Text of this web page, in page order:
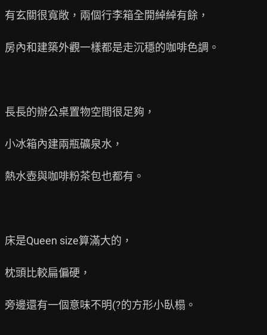
有玄關很寬敞，兩個行李箱全開綽綽有餘，
房內和建築外觀一樣都是走沉穩的咖啡色調。
長長的辦公桌置物空間很足夠，
小冰箱內建兩瓶礦泉水，
熱水壺與咖啡粉茶包也都有。
床是Queen size算滿大的，
枕頭比較扁偏硬，
旁邊還有一個意味不明(?的方形小臥榻。